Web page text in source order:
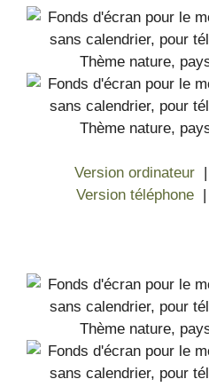
Version ordinateur |
Version téléphone|